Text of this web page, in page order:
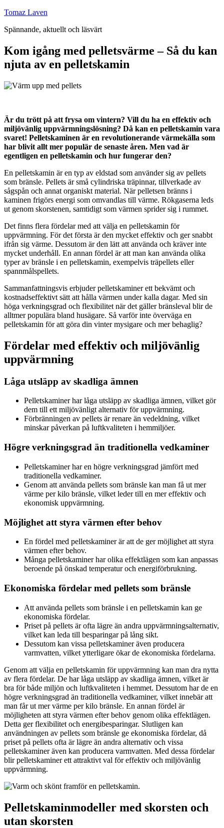
Hoppa
innehåll
Tomaz Laven
Spännande, aktuellt och läsvärt
Kom igång med pelletsvärme – Så du kan
njuta av en pelletskamin
Är du trött på att frysa om vintern? Vill du ha en effektiv och
miljövänlig uppvärmningslösning? Då kan en pelletskamin vara
svaret! Pelletskaminen är en revolutionerande värmekälla som
har blivit allt mer populär de senaste åren. Men vad är
egentligen en pelletskamin och hur fungerar den?
En pelletskamin är en typ av eldstad som använder sig av pellets
som bränsle. Pellets är små cylindriska träpinnar, tillverkade av
sågspån och annat organiskt material. När pelletsen bränns i
kaminen frigörs energi som omvandlas till värme. Rökgaserna leds
ut genom skorstenen, samtidigt som värmen sprider sig i rummet.
Det finns flera fördelar med att välja en pelletskamin för
uppvärmning. För det första är den mycket effektiv och ger snabbt
ifrån sig värme. Dessutom är den lätt att använda och kräver inte
mycket underhåll. En annan fördel är att man kan använda olika
typer av bränsle i en pelletskamin, exempelvis träpellets eller
spannmålspellets.
Sammanfattningsvis erbjuder pelletskaminer ett bekvämt och
kostnadseffektivt sätt att hålla värmen under kalla dagar. Med sin
höga verkningsgrad och flexibilitet när det gäller bränsleval blir de
alltmer populära bland husägare. Så varför inte överväga en
pelletskamin för att göra din vinter mysigare och mer behaglig?
Fördelar med effektiv och miljövänlig
uppvärmning
Låga utsläpp av skadliga ämnen
Pelletskaminer har låga utsläpp av skadliga ämnen, vilket gör
dem till ett miljövänligt alternativ för uppvärmning.
Förbränningen av pellets är renare än vedeldning, vilket
minskar påverkan på luftkvaliteten i hemmiljöer.
Högre verkningsgrad än traditionella vedkaminer
Pelletskaminer har en högre verkningsgrad jämfört med
traditionella vedkaminer.
Genom att använda pellets som bränsle kan man få ut mer
värme per kilo bränsle, vilket leder till en mer effektiv och
ekonomisk uppvärmning.
Möjlighet att styra värmen efter behov
En fördel med pelletskaminer är att de ger möjlighet att styra
värmen efter behov.
Många pelletskaminer har olika effektlägen som kan anpassas
beroende på önskad temperatur och energiförbrukning.
Ekonomiska fördelar med pellets som bränsle
Att använda pellets som bränsle i en pelletskamin kan ge
ekonomiska fördelar.
Priset på pellets är ofta lägre än andra uppvärmningsalternativ,
vilket kan leda till besparingar på lång sikt.
Dessutom kan vissa pelletskaminer även producera
varmvatten, vilket ytterligare ökar de ekonomiska fördelarna.
Genom att välja en pelletskamin för uppvärmning kan man dra nytta
av flera fördelar. De har låga utsläpp av skadliga ämnen, vilket är
bra för både miljön och luftkvaliteten i hemmet. Dessutom har de en
högre verkningsgrad än traditionella vedkaminer, vilket innebär att
man får ut mer värme per kilo bränsle. En annan fördel är
möjligheten att styra värmen efter behov genom olika effektlägen.
Detta ger flexibilitet och energibesparingar. Slutligen kan
användningen av pellets som bränsle ge ekonomiska fördelar, då
priset på pellets ofta är lägre än andra alternativ och vissa
pelletskaminer även kan producera varmvatten. Med dessa fördelar
blir pelletskaminer ett attraktivt val för effektiv och miljövänlig
uppvärmning.
Pelletskaminmodeller med skorsten och
utan skorsten